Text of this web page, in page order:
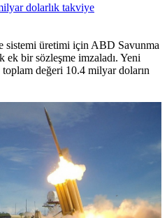
dolarlık takviye
üretimi için ABD Savunma
ek bir sözleşme imzaladı. Yeni
değeri 10.4 milyar doların